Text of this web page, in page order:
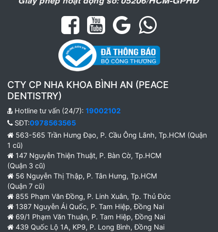
CTY CP NHA KHOA BÌNH AN (PEACE
DENTISTRY)
Hotline tư vấn (24/7): 19002102
SĐT:0978563565
563-565 Trần Hưng Đạo, P. Cầu Ông Lãnh, Tp.HCM (Quận
1 cũ)
147 Nguyễn Thiện Thuật, P. Bàn Cờ, Tp.HCM
(Quận 3 cũ)
56 Nguyễn Thị Thập, P. Tân Hưng, Tp.HCM
(Quận 7 cũ)
855 Phạm Văn Đồng, P. Linh Xuân, Tp. Thủ Đức
1387 Nguyễn Ái Quốc, P. Tam Hiệp, Đồng Nai
69/1 Phạm Văn Thuận, P. Tam Hiệp, Đồng Nai
439 Quốc Lộ 1A, KP9, P. Long Bình, Đồng Nai